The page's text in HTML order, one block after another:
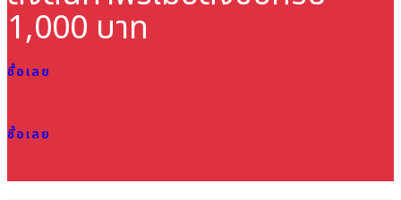
1,000 บาท
ซื้อเลย
ซื้อเลย